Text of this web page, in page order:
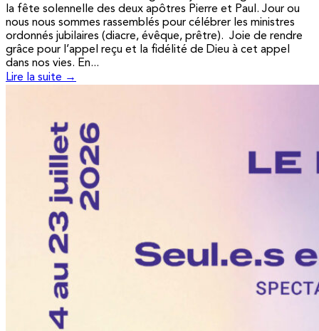
la fête solennelle des deux apôtres Pierre et Paul. Jour ou
nous nous sommes rassemblés pour célébrer les ministres
ordonnés jubilaires (diacre, évêque, prêtre). Joie de rendre
grâce pour l’appel reçu et la fidélité de Dieu à cet appel
dans nos vies. En...
Lire la suite →